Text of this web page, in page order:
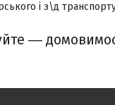
і з\д
―